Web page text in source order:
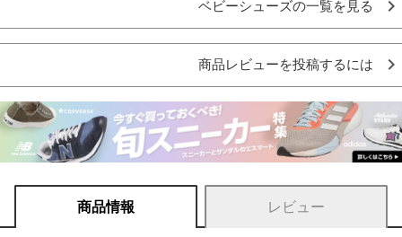
ベビーシューズの一覧を見る
商品レビューを投稿するには
商品情報 レビュー